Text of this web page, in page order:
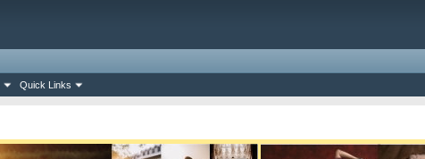
Quick Links